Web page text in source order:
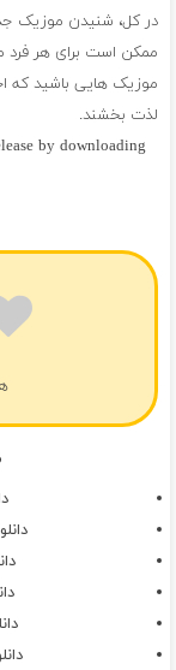
در کل، شنیدن موزیک
ممکن است برای هر فرد
موزیک هایی باشید که
لذت بخشند.
by downloading